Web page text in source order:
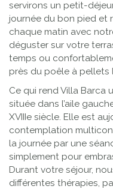
servirons un petit-
journée du bon pied et
chaque matin avec
déguster sur votre
temps ou
près du poêle à pellets
Ce qui rend Villa Barca
située dans l’aile
XVIIIe siècle. Elle est
contemplation
la journée par une
simplement pour
Durant votre séjour,
différentes thérapies,